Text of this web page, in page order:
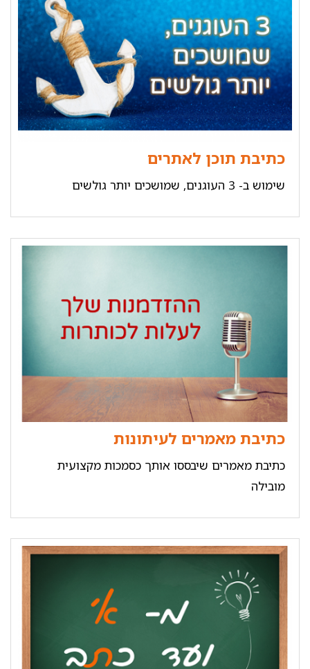
כתיבת תוכן לאתרים
שימוש ב- 3 העוגנים, שמושכים יותר גולשים
כתיבת מאמרים לעיתונות
כתיבת מאמרים שיבססו אותך כסמכות מקצועית
מובילה